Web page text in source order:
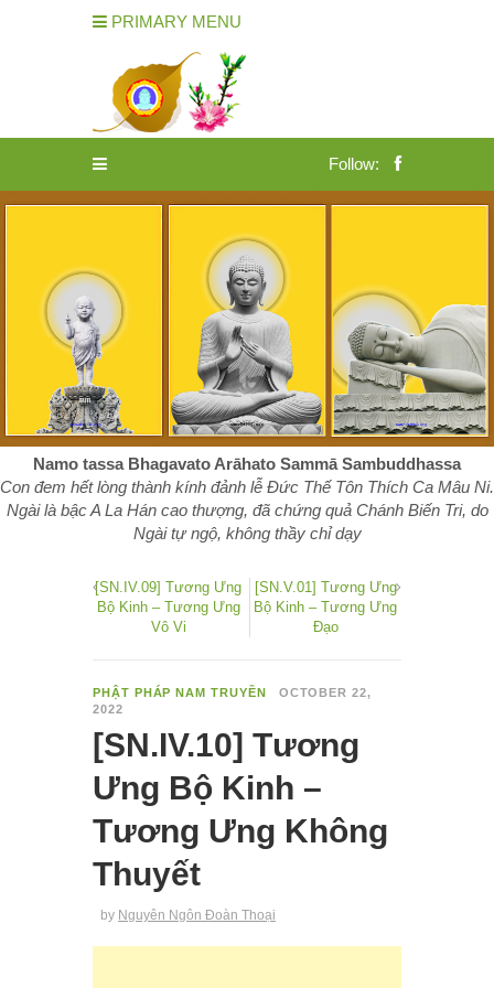
PRIMARY MENU
Follow:
Namo tassa Bhagavato Arāhato Sammā Sambuddhassa
Con đem hết lòng thành kính đảnh lễ Đức Thế Tôn Thích Ca Mâu Ni.
Ngài là bậc A La Hán cao thượng, đã chứng quả Chánh Biến Tri, do
Ngài tự ngộ, không thầy chỉ dạy
[SN.IV.09] Tương Ưng
Bộ Kinh – Tương Ưng
Vô Vi
[SN.V.01] Tương Ưng
Bộ Kinh – Tương Ưng
Đạo
PHẬT PHÁP NAM TRUYỀN
OCTOBER 22,
2022
[SN.IV.10] Tương
Ưng Bộ Kinh –
Tương Ưng Không
Thuyết
by Nguyên Ngôn Đoàn Thoại